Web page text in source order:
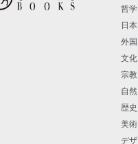
哲
日
外
文
宗教
自
歴史
美
デ